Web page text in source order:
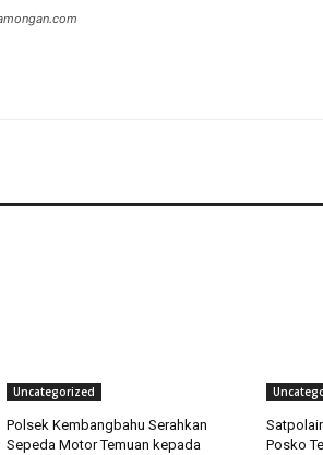
Uncategorized
Polsek Kembangbahu Serahkan
Sepeda Motor Temuan kepada
Posko